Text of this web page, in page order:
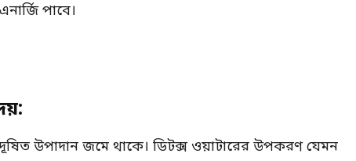
পাবে।
উপাদান জমে থাকে। ডিটক্স ওয়াটারের উপকরণ যেমন